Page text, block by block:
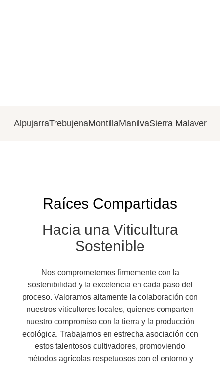
AlpujarraTrebujenaMontillaManilvaSierra Malaver
Raíces Compartidas
Hacia una Viticultura
Sostenible
Nos comprometemos firmemente con la
sostenibilidad y la excelencia en cada paso del
proceso. Valoramos altamente la colaboración con
nuestros viticultores locales, quienes comparten
nuestro compromiso con la tierra y la producción
ecológica. Trabajamos en estrecha asociación con
estos talentosos cultivadores, promoviendo
métodos agrícolas respetuosos con el entorno y